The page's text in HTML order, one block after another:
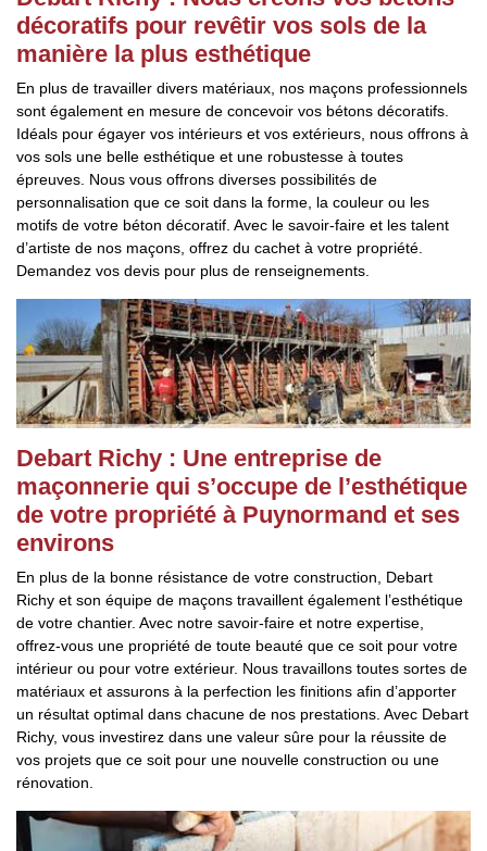
décoratifs pour revêtir vos sols de la
manière la plus esthétique
En plus de travailler divers matériaux, nos maçons professionnels
sont également en mesure de concevoir vos bétons décoratifs.
Idéals pour égayer vos intérieurs et vos extérieurs, nous offrons à
vos sols une belle esthétique et une robustesse à toutes
épreuves. Nous vous offrons diverses possibilités de
personnalisation que ce soit dans la forme, la couleur ou les
motifs de votre béton décoratif. Avec le savoir-faire et les talent
d’artiste de nos maçons, offrez du cachet à votre propriété.
Demandez vos devis pour plus de renseignements.
Debart Richy : Une entreprise de
maçonnerie qui s’occupe de l’esthétique
de votre propriété à Puynormand et ses
environs
En plus de la bonne résistance de votre construction, Debart
Richy et son équipe de maçons travaillent également l’esthétique
de votre chantier. Avec notre savoir-faire et notre expertise,
offrez-vous une propriété de toute beauté que ce soit pour votre
intérieur ou pour votre extérieur. Nous travaillons toutes sortes de
matériaux et assurons à la perfection les finitions afin d’apporter
un résultat optimal dans chacune de nos prestations. Avec Debart
Richy, vous investirez dans une valeur sûre pour la réussite de
vos projets que ce soit pour une nouvelle construction ou une
rénovation.